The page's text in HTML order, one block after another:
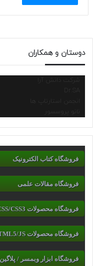
دوستان و همکاران
شرکت دانش آرا
انجمن استارتاپ ها
نانو پروسسور
فروشگاه کتاب الکترونیک
فروشگاه مقالات علمی
فروشگاه محصولات CSS/CSS3
فروشگاه محصولات HTML5/JS
فروشگاه ابزار وبمسر / پلاگین